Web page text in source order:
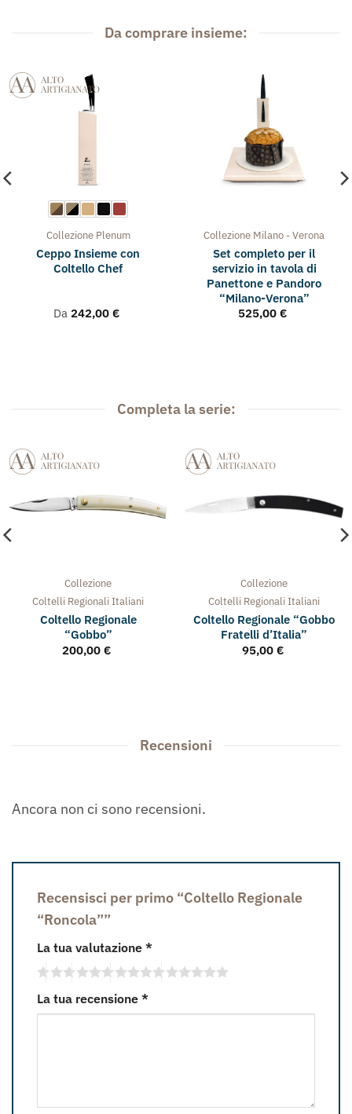
Da comprare insieme:
Collezione Plenum
Ceppo Insieme con
Coltello Chef
Da 242,00 €
Collezione Milano - Verona
Set completo per il
servizio in tavola di
Panettone e Pandoro
“Milano-Verona”
525,00 €
Completa la serie:
Collezione
Coltelli Regionali Italiani
Coltello Regionale
“Gobbo”
200,00 €
Collezione
Coltelli Regionali Italiani
Coltello Regionale “Gobbo
Fratelli d’Italia”
95,00 €
Recensioni
Ancora non ci sono recensioni.
Recensisci per primo “Coltello Regionale
“Roncola””
La tua valutazione *
La tua recensione *